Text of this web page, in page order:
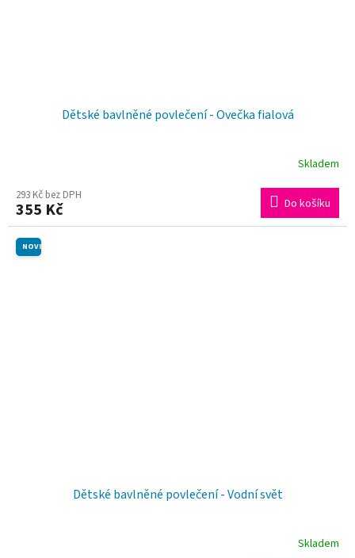
Dětské bavlněné povlečení - Ovečka fialová
Skladem
293 Kč bez DPH
355 Kč Do košíku
NOVINKA
Dětské bavlněné povlečení - Vodní svět
Skladem